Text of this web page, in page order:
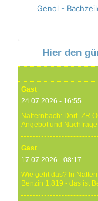
Genol -
Hier den
Gast
24.07.2026 - 16:55
Natternbach: Dorf. ZR
Angebot und Nachfrage
Gast
17.07.2026 - 08:17
Wie geht das? In
Benzin 1,819 - das ist